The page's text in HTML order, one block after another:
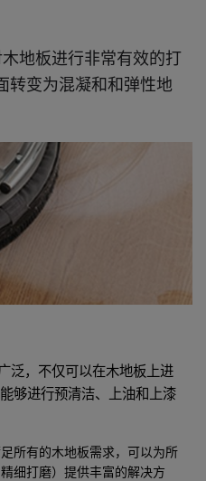
地板进行非常有效的打
转变为混凝和和弹性地
泛，不仅可以在木地板上进
够进行预清洁、上油和上漆
所有的木地板需求，可以为所
细打磨）提供丰富的解决方